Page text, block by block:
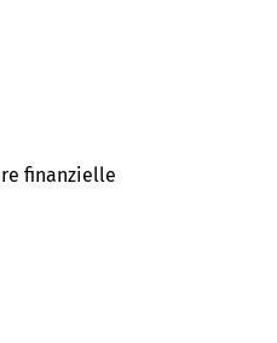
finanzielle